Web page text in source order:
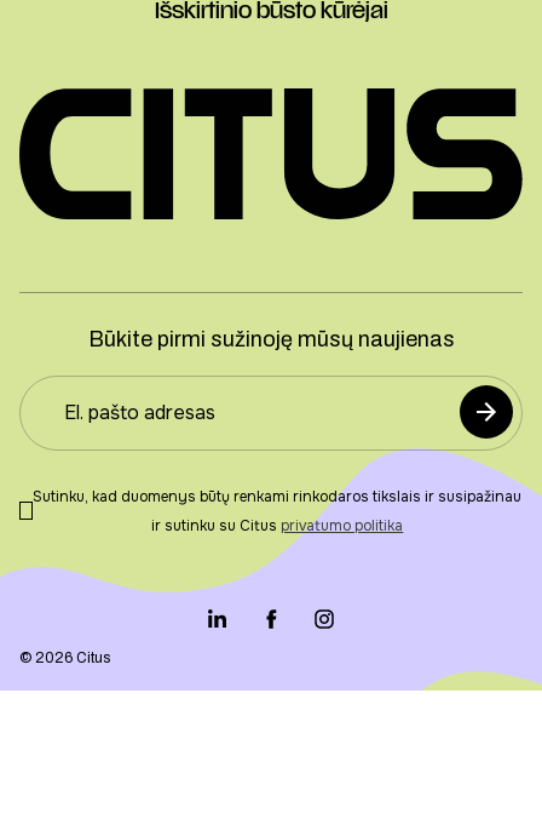
Išskirtinio būsto kūrėjai
Būkite pirmi sužinoję mūsų naujienas
Sutinku, kad duomenys būtų renkami rinkodaros tikslais ir susipažinau
ir sutinku su Citus privatumo politika
© 2026 Citus